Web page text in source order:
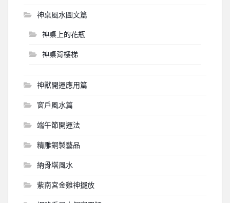
神桌風水圖文篇
神桌上的花瓶
神桌背樓梯
神獸開運應用篇
窗戶風水篇
端午節開運法
精雕銅製藝品
納骨塔風水
紫南宮金雞神擺放